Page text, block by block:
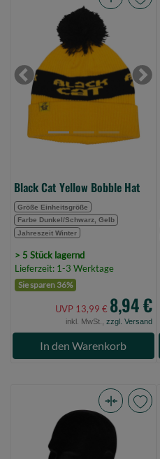
Bobble
Hat
(Bild
Previous Next
Black Cat Yellow Bobble Hat
Größe Einheitsgröße
Farbe Dunkel/Schwarz, Gelb
Jahreszeit Winter
> 5 Stück lagernd
Lieferzeit: 1-3 Werktage
Sie sparen 36%
UVP 13,99 € 8,94 €
inkl. MwSt., zzgl. Versand
In den Warenkorb
Blocker